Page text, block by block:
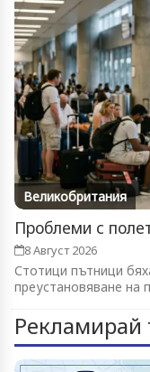
Великобритания
Проблеми с
8 Август 2026
Стотици пътници
преустановяване на
Рекламирай